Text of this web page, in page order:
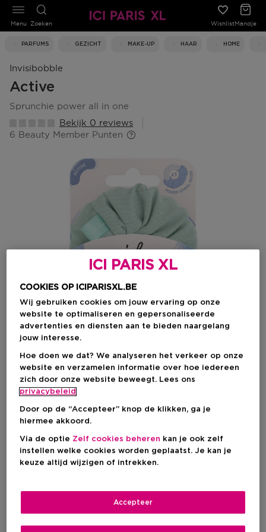
Zoeken WishlistMandje
PARFUMS GEZICHT MAKE-UP HAAR HOME
Menu
Invisibobble
Active
sprunchie power all in one
Bekijk 0 reviews
6 Beauty Member Punten
Kies je formaat
1 ST
1 ST
Kortingsprijs
€ 6,76
Aanbevolen verkoopprijs fabrikant€ 7,95
ICI PARIS XL
COOKIES OP ICIPARISXL.BE
Wij gebruiken cookies om jouw ervaring op onze
website te optimaliseren en gepersonaliseerde
advertenties en diensten aan te bieden naargelang
jouw interesse.
Hoe doen we dat? We analyseren het verkeer op onze
website en verzamelen informatie over hoe iedereen
zich door onze website beweegt. Lees ons
privacybeleid
Door op de “Accepteer” knop de klikken, ga je
hiermee akkoord.
Via de optie Zelf cookies beheren kan je ook zelf
instellen welke cookies worden geplaatst. Je kan je
keuze altijd wijzigen of intrekken.
Accepteer